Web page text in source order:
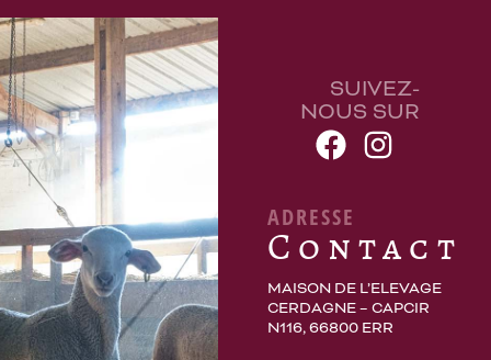
SUIVEZ-
NOUS SUR
ADRESSE
Contact
MAISON DE L’ELEVAGE
CERDAGNE – CAPCIR
N116, 66800 ERR